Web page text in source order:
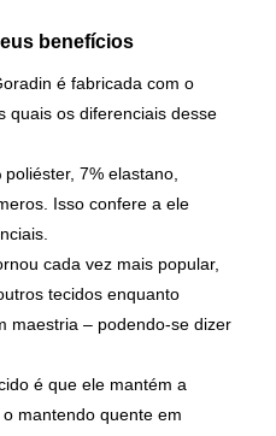
benefícios
é fabricada com o
quais os diferenciais desse
7% elastano,
Isso confere a ele
cada vez mais popular,
tecidos enquanto
maestria – podendo-se dizer
é que ele mantém a
mantendo quente em